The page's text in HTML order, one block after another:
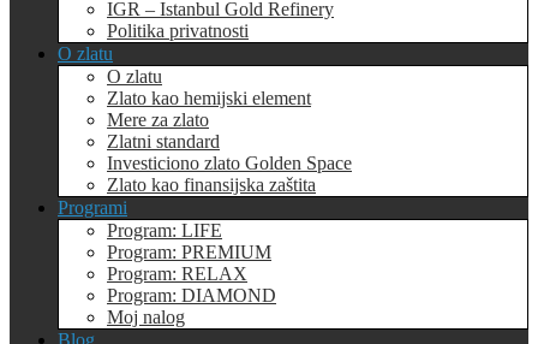
IGR – Istanbul Gold Refinery
Politika privatnosti
O zlatu
O zlatu
Zlato kao hemijski element
Mere za zlato
Zlatni standard
Investiciono zlato Golden Space
Zlato kao finansijska zaštita
Programi
Program: LIFE
Program: PREMIUM
Program: RELAX
Program: DIAMOND
Moj nalog
Blog